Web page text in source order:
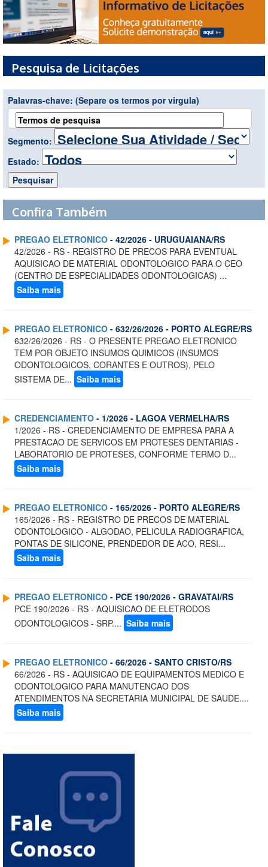
Pesquisa de Licitações
Palavras-chave: (Separe os termos por virgula)
Segmento:
Estado:
Confira Também
PREGAO ELETRONICO - 42/2026 - URUGUAIANA/RS
42/2026 - RS - REGISTRO DE PRECOS PARA EVENTUAL
AQUISICAO DE MATERIAL ODONTOLOGICO PARA O CEO
(CENTRO DE ESPECIALIDADES ODONTOLOGICAS) ...
Saiba mais
PREGAO ELETRONICO - 632/26/2026 - PORTO ALEGRE/RS
632/26/2026 - RS - O PRESENTE PREGAO ELETRONICO
TEM POR OBJETO INSUMOS QUIMICOS (INSUMOS
ODONTOLOGICOS, CORANTES E OUTROS), PELO
SISTEMA DE... Saiba mais
CREDENCIAMENTO - 1/2026 - LAGOA VERMELHA/RS
1/2026 - RS - CREDENCIAMENTO DE EMPRESA PARA A
PRESTACAO DE SERVICOS EM PROTESES DENTARIAS -
LABORATORIO DE PROTESES, CONFORME TERMO D...
Saiba mais
PREGAO ELETRONICO - 165/2026 - PORTO ALEGRE/RS
165/2026 - RS - REGISTRO DE PRECOS DE MATERIAL
ODONTOLOGICO - ALGODAO, PELICULA RADIOGRAFICA,
PONTAS DE SILICONE, PRENDEDOR DE ACO, RESI...
Saiba mais
PREGAO ELETRONICO - PCE 190/2026 - GRAVATAI/RS
PCE 190/2026 - RS - AQUISICAO DE ELETRODOS
ODONTOLOGICOS - SRP.... Saiba mais
PREGAO ELETRONICO - 66/2026 - SANTO CRISTO/RS
66/2026 - RS - AQUISICAO DE EQUIPAMENTOS MEDICO E
ODONTOLOGICO PARA MANUTENCAO DOS
ATENDIMENTOS NA SECRETARIA MUNICIPAL DE SAUDE....
Saiba mais